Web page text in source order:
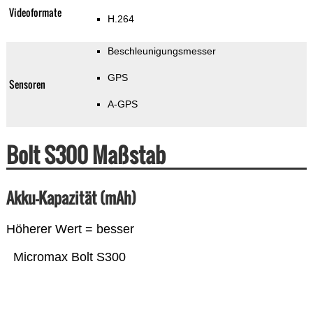
Videoformate H.264
Sensoren
Beschleunigungsmesser
GPS
A-GPS
Bolt S300 Maßstab
Akku-Kapazität (mAh)
Höherer Wert = besser
Micromax Bolt S300